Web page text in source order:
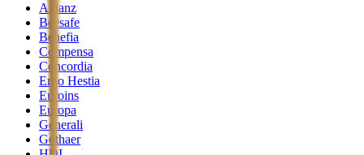
Allianz
Beesafe
Benefia
Compensa
Concordia
Ergo Hestia
Euroins
Europa
Generali
Gothaer